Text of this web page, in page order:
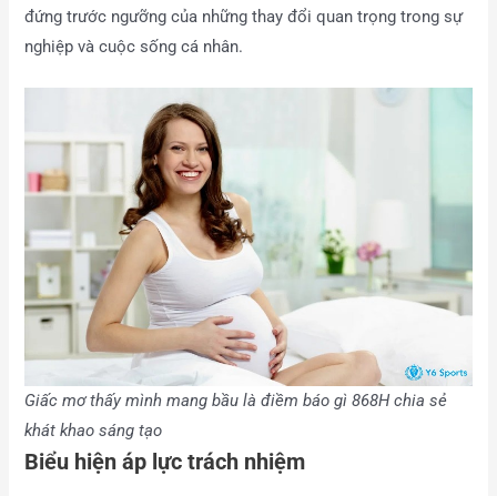
đứng trước ngưỡng của những thay đổi quan trọng trong sự
nghiệp và cuộc sống cá nhân.
Giấc mơ thấy mình mang bầu là điềm báo gì 868H chia sẻ
khát khao sáng tạo
Biểu hiện áp lực trách nhiệm